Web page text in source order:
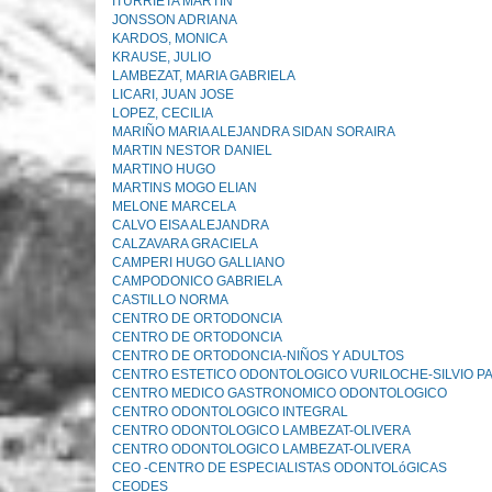
JONSSON ADRIANA
KARDOS, MONICA
KRAUSE, JULIO
LAMBEZAT, MARIA GABRIELA
LICARI, JUAN JOSE
LOPEZ, CECILIA
MARIÑO MARIA ALEJANDRA SIDAN SORAIRA
MARTIN NESTOR DANIEL
MARTINO HUGO
MARTINS MOGO ELIAN
MELONE MARCELA
CALVO EISA ALEJANDRA
CALZAVARA GRACIELA
CAMPERI HUGO GALLIANO
CAMPODONICO GABRIELA
CASTILLO NORMA
CENTRO DE ORTODONCIA
CENTRO DE ORTODONCIA
CENTRO DE ORTODONCIA-NIÑOS Y ADULTOS
CENTRO ESTETICO ODONTOLOGICO VURILOCHE-SILVIO
CENTRO MEDICO GASTRONOMICO ODONTOLOGICO
CENTRO ODONTOLOGICO INTEGRAL
CENTRO ODONTOLOGICO LAMBEZAT-OLIVERA
CENTRO ODONTOLOGICO LAMBEZAT-OLIVERA
CEO -CENTRO DE ESPECIALISTAS ODONTOLóGICAS
CEODES